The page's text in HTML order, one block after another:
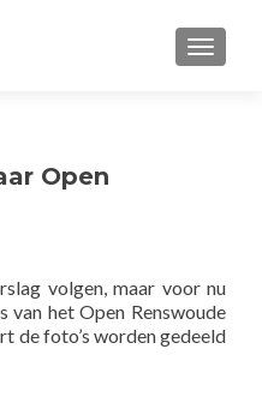
Open
volgen, maar voor nu
van het Open Renswoude
de foto’s worden gedeeld